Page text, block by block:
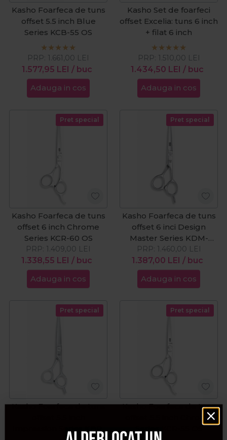
Kasho Foarfeca de tuns
offset 5.5 inch Blue
Series KCB-55 OS
1.577,95 LEI / buc
PRP: 1.661,00 LEI
Adauga in cos
Kasho Set de foarfeci
offset Excelia: tuns 6 inch
+ filat 6 inch
1.434,50 LEI / buc
PRP: 1.510,00 LEI
Adauga in cos
Pret special
Kasho Foarfeca de tuns
offset 6 inch Chrome
Series KCR-60 OS
1.338,55 LEI / buc
PRP: 1.409,00 LEI
Adauga in cos
Pret special
Kasho Foarfeca de tuns
offset 6 inci Design
Master Series KDM-
60OS
1.387,00 LEI / buc
PRP: 1.460,00 LEI
Adauga in cos
Pret special
Kasho Foarfeca de tuns
Pret special
Kasho Foarfeca de tuns
offset 5.5 inch Chrome